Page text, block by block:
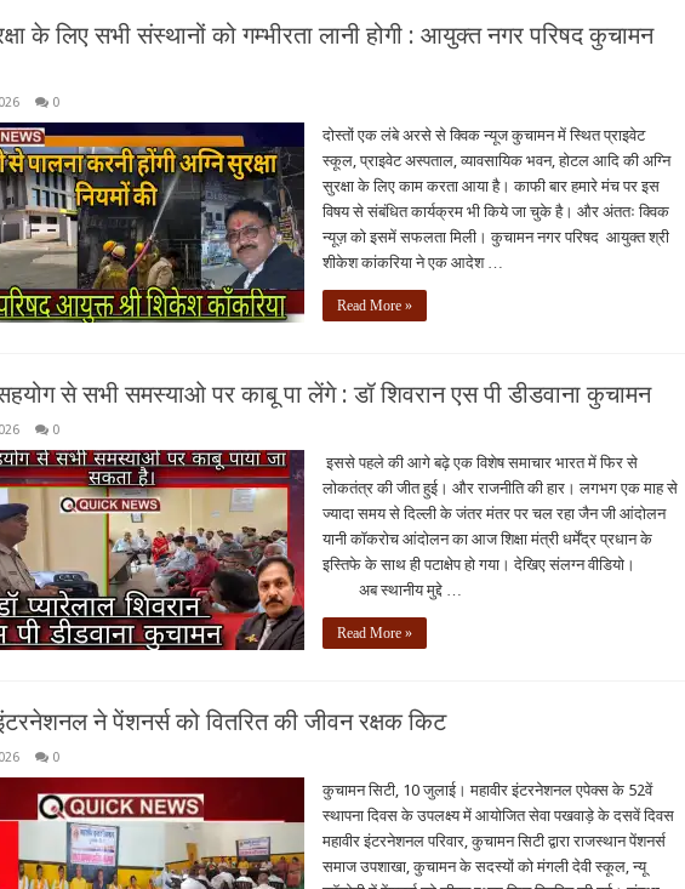
के लिए सभी संस्थानों को गम्भीरता लानी होगी : आयुक्त नगर परिषद कुचामन
0
दोस्तों एक लंबे अरसे से क्विक न्यूज कुचामन में स्थित प्राइवेट
स्कूल, प्राइवेट अस्पताल, व्यावसायिक भवन, होटल आदि की अग्नि
सुरक्षा के लिए काम करता आया है। काफी बार हमारे मंच पर इस
विषय से संबंधित कार्यक्रम भी किये जा चुके है। और अंततः क्विक
न्यूज़ को इसमें सफलता मिली। कुचामन नगर परिषद आयुक्त श्री
शीकेश कांकरिया ने एक आदेश …
Read More »
से सभी समस्याओ पर काबू पा लेंगे : डॉ शिवरान एस पी डीडवाना कुचामन
0
इससे पहले की आगे बढ़े एक विशेष समाचार भारत में फिर से
लोकतंत्र की जीत हुई। और राजनीति की हार। लगभग एक माह से
ज्यादा समय से दिल्ली के जंतर मंतर पर चल रहा जैन जी आंदोलन
यानी कॉकरोच आंदोलन का आज शिक्षा मंत्री धर्मेंद्र प्रधान के
इस्तिफे के साथ ही पटाक्षेप हो गया। देखिए संलग्न वीडियो।
अब स्थानीय मुद्दे …
Read More »
ने पेंशनर्स को वितरित की जीवन रक्षक किट
0
कुचामन सिटी, 10 जुलाई। महावीर इंटरनेशनल एपेक्स के 52वें
स्थापना दिवस के उपलक्ष्य में आयोजित सेवा पखवाड़े के दसवें दिवस
महावीर इंटरनेशनल परिवार, कुचामन सिटी द्वारा राजस्थान पेंशनर्स
समाज उपशाखा, कुचामन के सदस्यों को मंगली देवी स्कूल, न्यू